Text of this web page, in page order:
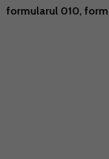
formularul 010,